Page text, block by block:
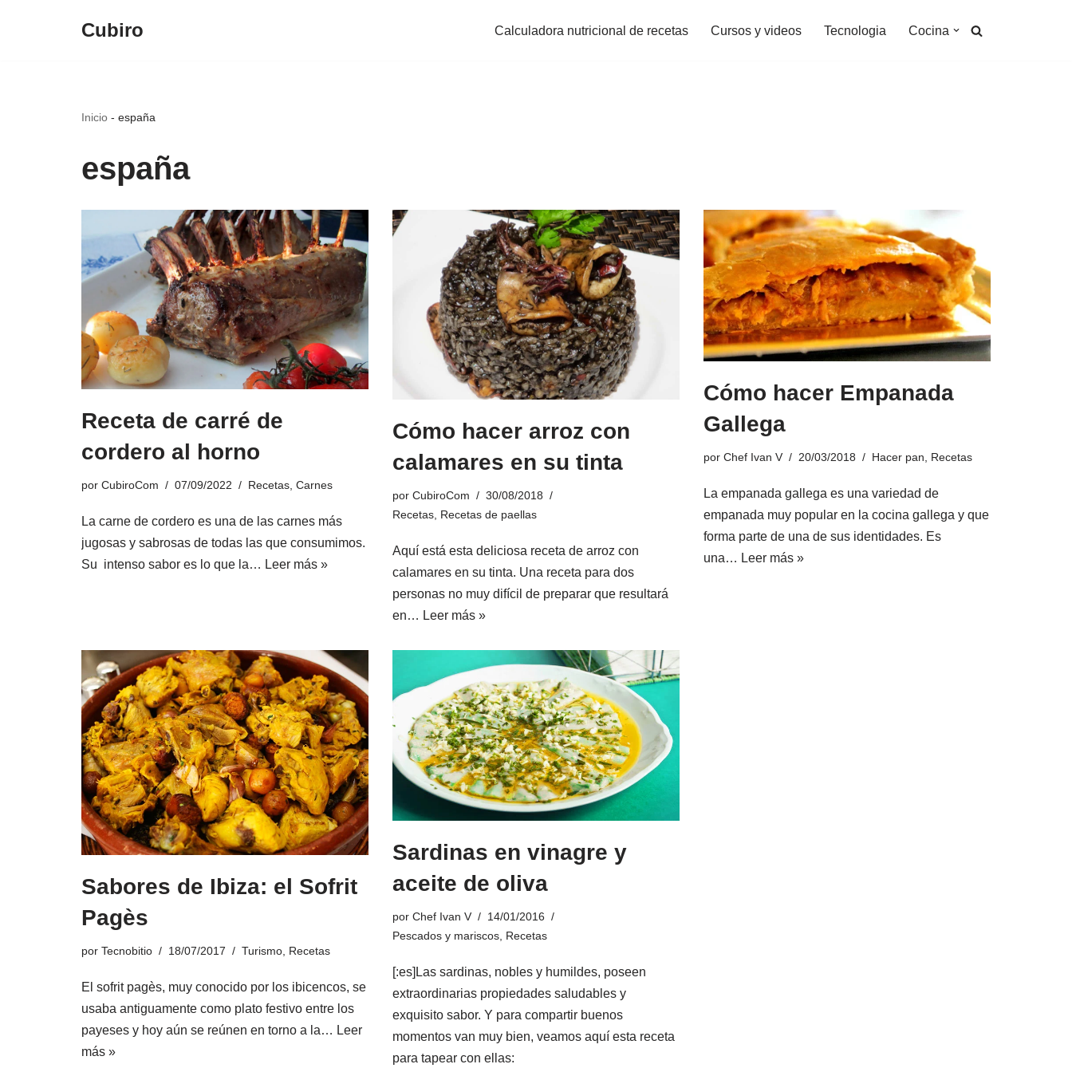
Cubiro Calculadora nutricional de recetas Cursos y videos Tecnologia Cocina
Inicio - españa
españa
Receta de carré de
cordero al horno
por CubiroCom 07/09/2022 Recetas, Carnes
La carne de cordero es una de las carnes más
jugosas y sabrosas de todas las que consumimos.
Su intenso sabor es lo que la… Leer más »
Cómo hacer arroz con
calamares en su tinta
por CubiroCom
30/08/2018
Recetas Recetas de paellas
Aquí está esta deliciosa receta de arroz con
calamares en su tinta. Una receta para dos
personas no muy difícil de preparar que resultará
en… Leer más »
Cómo hacer Empanada
Gallega
por Chef Ivan V 20/03/2018 Hacer pan Recetas
La empanada gallega es una variedad de
empanada muy popular en la cocina gallega y que
forma parte de una de sus identidades. Es
una… Leer más »
Sabores de Ibiza: el Sofrit
Pagès
por Tecnobitio 18/07/2017 Turismo Recetas
El sofrit pagès, muy conocido por los ibicencos, se
usaba antiguamente como plato festivo entre los
payeses y hoy aún se reúnen en torno a la… Leer
más »
Sardinas en vinagre y
aceite de oliva
por Chef Ivan V
14/01/2016
Pescados y mariscos Recetas
[:es]Las sardinas, nobles y humildes, poseen
extraordinarias propiedades saludables y
exquisito sabor. Y para compartir buenos
momentos van muy bien, veamos aquí esta receta
para tapear con ellas: